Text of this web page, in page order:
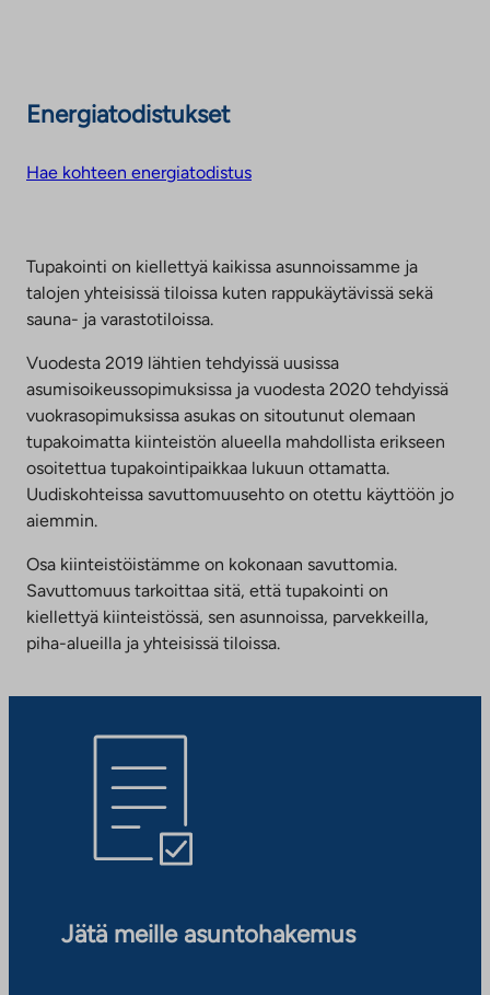
Energiatodistukset
Hae kohteen energiatodistus
Tupakointi on kiellettyä kaikissa asunnoissamme ja
talojen yhteisissä tiloissa kuten rappukäytävissä sekä
sauna- ja varastotiloissa.
Vuodesta 2019 lähtien tehdyissä uusissa
asumisoikeussopimuksissa ja vuodesta 2020 tehdyissä
vuokrasopimuksissa asukas on sitoutunut olemaan
tupakoimatta kiinteistön alueella mahdollista erikseen
osoitettua tupakointipaikkaa lukuun ottamatta.
Uudiskohteissa savuttomuusehto on otettu käyttöön jo
aiemmin.
Osa kiinteistöistämme on kokonaan savuttomia.
Savuttomuus tarkoittaa sitä, että tupakointi on
kiellettyä kiinteistössä, sen asunnoissa, parvekkeilla,
piha-alueilla ja yhteisissä tiloissa.
Jätä meille asuntohakemus